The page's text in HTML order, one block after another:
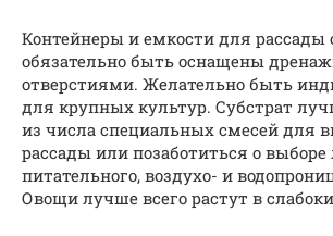
Контейнеры и емкости для рассады
обязательно быть оснащены
отверстиями. Желательно быть
для крупных культур. Субстрат
из числа специальных смесей для
рассады или позаботиться о выборе
питательного, воздухо- и
Овощи лучше всего растут в